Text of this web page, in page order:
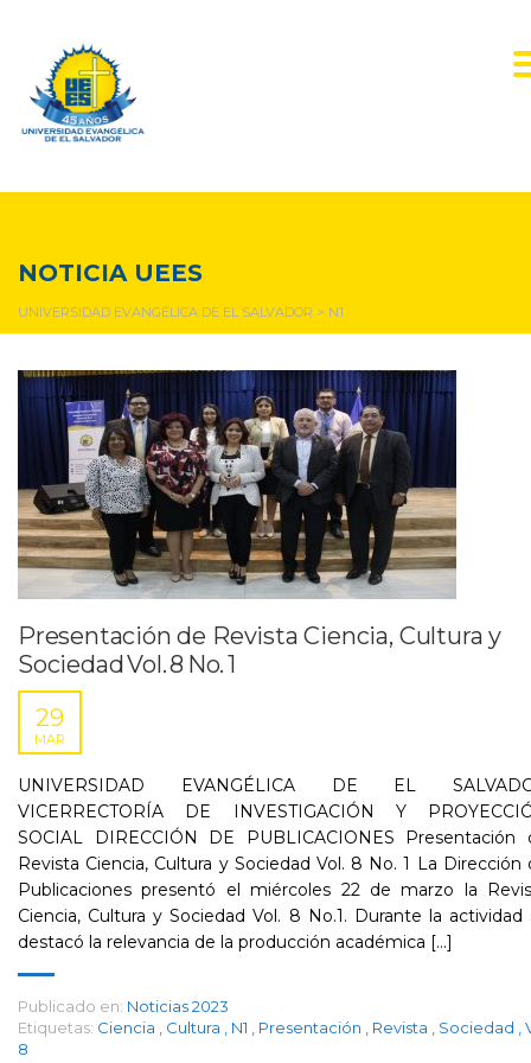
NOTICIA UEES
UNIVERSIDAD EVANGÉLICA DE EL SALVADOR > N1
Presentación de Revista Ciencia, Cultura y
Sociedad Vol. 8 No. 1
29
MAR
UNIVERSIDAD EVANGÉLICA DE EL
VICERRECTORÍA DE INVESTIGACIÓN Y
SOCIAL DIRECCIÓN DE PUBLICACIONES Presentación
Revista Ciencia, Cultura y Sociedad Vol. 8 No. 1 La Dirección
Publicaciones presentó el miércoles 22 de marzo la
Ciencia, Cultura y Sociedad Vol. 8 No.1. Durante la actividad
destacó la relevancia de la producción académica [...]
Publicado en: Noticias 2023
Etiquetas: Ciencia Cultura N1 Presentación Revista Sociedad
8